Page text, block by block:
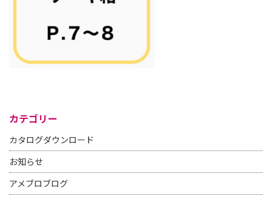
カテゴリー
カタログダウンロード
お知らせ
アメブロブログ